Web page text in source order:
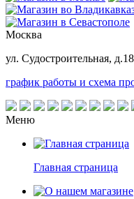
Москва
ул. Судостроительная,
график работы и схема
Меню
Главная страница